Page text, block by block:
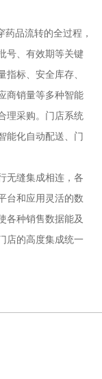
品流转的全过程，
号、有效期等关键
指标、安全库存、
商销量等多种智能
理采购。门店系统
能化自动配送、门
缝集成相连，各
台和应用灵活的数
各种销售数据能及
店的高度集成统一